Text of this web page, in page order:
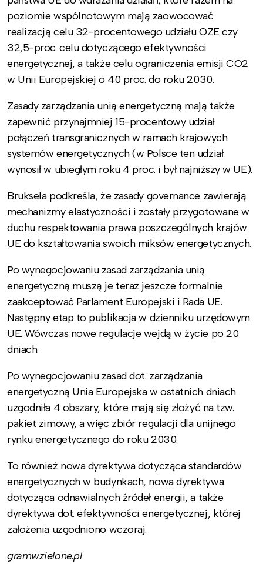
poziomie wspólnotowym mają zaowocować
realizacją celu 32-procentowego udziału OZE czy
32,5-proc. celu dotyczącego efektywności
energetycznej, a także celu ograniczenia emisji CO2
w Unii Europejskiej o 40 proc. do roku 2030.
Zasady zarządzania unią energetyczną mają także
zapewnić przynajmniej 15-procentowy udział
połączeń transgranicznych w ramach krajowych
systemów energetycznych (w Polsce ten udział
wynosił w ubiegłym roku 4 proc. i był najniższy w UE).
Bruksela podkreśla, że zasady governance zawierają
mechanizmy elastyczności i zostały przygotowane w
duchu respektowania prawa poszczególnych krajów
UE do kształtowania swoich miksów energetycznych.
Po wynegocjowaniu zasad zarządzania unią
energetyczną muszą je teraz jeszcze formalnie
zaakceptować Parlament Europejski i Rada UE.
Następny etap to publikacja w dzienniku urzędowym
UE. Wówczas nowe regulacje wejdą w życie po 20
dniach.
Po wynegocjowaniu zasad dot. zarządzania
energetyczną Unia Europejska w ostatnich dniach
uzgodniła 4 obszary, które mają się złożyć na tzw.
pakiet zimowy, a więc zbiór regulacji dla unijnego
rynku energetycznego do roku 2030.
To również nowa dyrektywa dotycząca standardów
energetycznych w budynkach, nowa dyrektywa
dotycząca odnawialnych źródeł energii, a także
dyrektywa dot. efektywności energetycznej, której
założenia uzgodniono wczoraj.
gramwzielone.pl